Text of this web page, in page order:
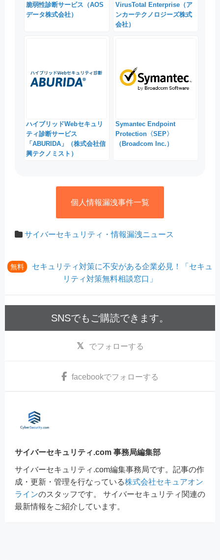
脆弱性診断サービス（AOS
データ株式会社）
VirusTotal Enterprise（ア
ンカーテクノロジーズ株式
会社）
ハイブリッドWebセキュリ
ティ診断サービス
「ABURIDA」（株式会社信
興テクノミスト）
Symantec Endpoint
Protection〈SEP〉
（Broadcom Inc.）
個人情報漏洩事件一覧
サイバーセキュリティ・情報漏洩ニュース
無料
セキュリティ対策に不安がある企業必見！「セキュ
リティ対策無料相談窓口」
SNSでもご購読できます。
でフォローする
facebookでフォローする
サイバーセキュリティ.com 事務局編集部
サイバーセキュリティ.com編集事務局です。記事の作
成・更新・管理を行なっている株式会社セキュアオン
ラインのスタッフです。 サイバーセキュリティ関連の
最新情報をご紹介しています。